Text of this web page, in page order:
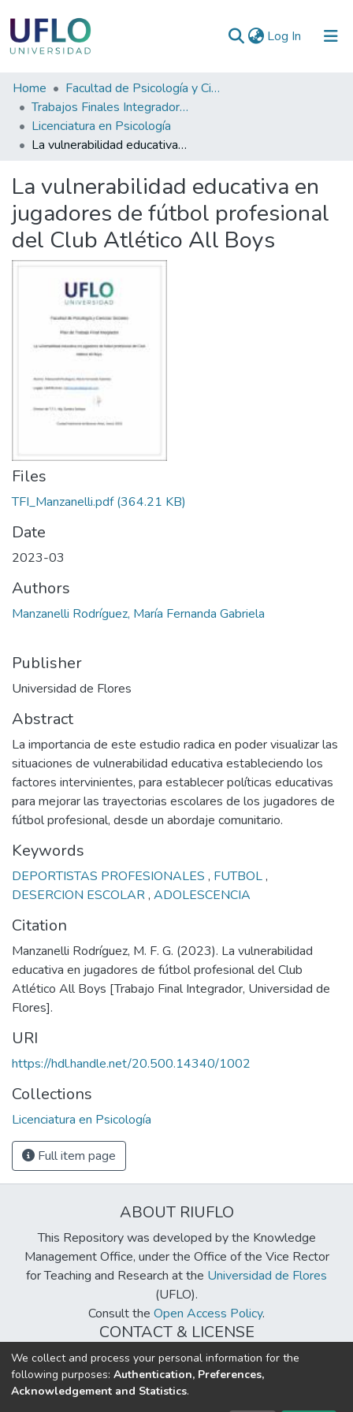
Log In (current)
Communities
&
Collections
Statistics
Home
Facultad de Psicología y Ciencias Sociales
Trabajos Finales Integradores (TFI) de Grado
Licenciatura en Psicología
La vulnerabilidad educativa en jugadores de fútbol profesional del Club Atlético All Boys
La vulnerabilidad educativa en
jugadores de fútbol profesional
del Club Atlético All Boys
Files
TFI_Manzanelli.pdf(364.21 KB)
Date
2023-03
Authors
Manzanelli Rodríguez, María Fernanda Gabriela
Publisher
Universidad de Flores
Abstract
La importancia de este estudio radica en poder visualizar las
situaciones de vulnerabilidad educativa estableciendo los
factores intervinientes, para establecer políticas educativas
para mejorar las trayectorias escolares de los jugadores de
fútbol profesional, desde un abordaje comunitario.
Keywords
DEPORTISTAS PROFESIONALES , FUTBOL,
DESERCION ESCOLAR, ADOLESCENCIA
Citation
Manzanelli Rodríguez, M. F. G. (2023). La vulnerabilidad
educativa en jugadores de fútbol profesional del Club
Atlético All Boys [Trabajo Final Integrador, Universidad de
Flores].
URI
https://hdl.handle.net/20.500.14340/1002
Collections
Licenciatura en Psicología
Full item page
ABOUT RIUFLO
This Repository was developed by the Knowledge
Management Office, under the Office of the Vice Rector
for Teaching and Research at the Universidad de Flores
(UFLO).
Consult the Open Access Policy.
CONTACT & LICENSE
biblioteca@uflouniversidad.edu.ar
Creative Commons LicenseBY-NC-ND 4.0
We collect and process your personal information for the
following purposes: Authentication, Preferences,
Acknowledgement and Statistics.